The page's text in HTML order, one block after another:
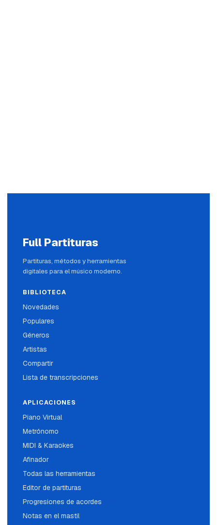
Full Partituras
Partituras, métodos y herramientas
digitales para el músico moderno.
BIBLIOTECA
Novedades
Populares
Géneros
Artistas
Compartir
Lista de transcripciones
APLICACIONES
Piano Virtual
Metrónomo
MIDI & Karaokes
Afinador
Todas las herramientas
Editor de partituras
Progresiones de acordes
Notas en el mastil